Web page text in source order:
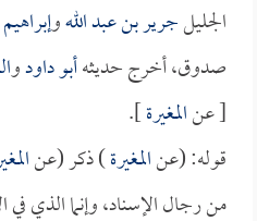
الجليلجرير بن عبد اللهو
صدوق، أخرج حديثهأبو داودو
[ عنالمغيرة].
قوله: (عنالمغيرة) ذكر (عن
من رجال الإسناد، وإنما الذي في